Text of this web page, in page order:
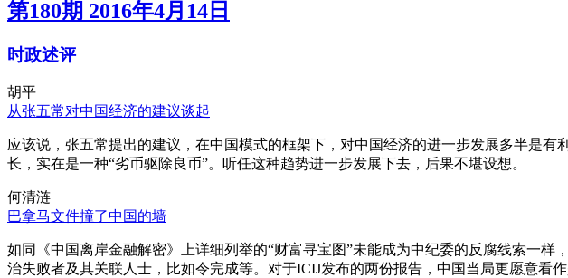
第180期 2016年4月14日
时政述评
胡平
从张五常对中国经济的建议谈起
应该说，张五常提出的建议，在中国模式的框架下，对中国经济的进一步发展多半是
长，实在是一种“劣币驱除良币”。听任这种趋势进一步发展下去，后果不堪设想。
何清涟
巴拿马文件撞了中国的墙
如同《中国离岸金融解密》上详细列举的“财富寻宝图”未能成为中纪委的反腐线索一
治失败者及其关联人士，比如令完成等。对于ICIJ发布的两份报告，中国当局更愿意看作